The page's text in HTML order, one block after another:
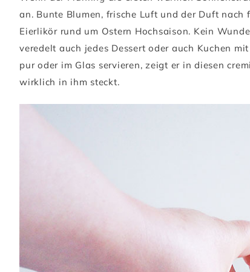
an. Bunte Blumen, frische Luft und der Duft
Eierlikör rund um Ostern Hochsaison. Kein
veredelt auch jedes Dessert oder auch Kuchen
pur oder im Glas servieren, zeigt er in diesen
wirklich in ihm steckt.